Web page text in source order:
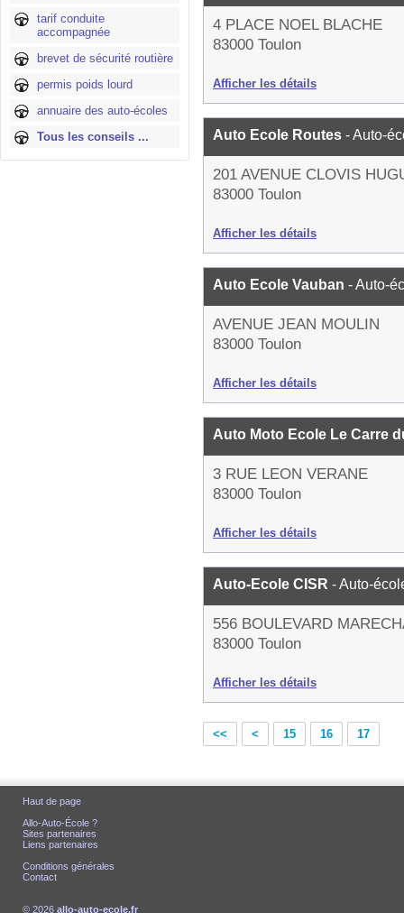
tarif conduite
accompagnée
brevet de sécurité routière
permis poids lourd
annuaire des auto-écoles
Tous les conseils ...
4 PLACE NOEL BLACHE
83000 Toulon
Afficher les détails
Auto Ecole Routes - Auto-
201 AVENUE CLOVIS
83000 Toulon
Afficher les détails
Auto Ecole Vauban - Auto-
AVENUE JEAN MOULIN
83000 Toulon
Afficher les détails
Auto Moto Ecole Le Carre
3 RUE LEON VERANE
83000 Toulon
Afficher les détails
Auto-Ecole CISR - Auto-
556 BOULEVARD
83000 Toulon
Afficher les détails
<< < 15 16 17
Haut de page
Allo-Auto-École ?
Sites partenaires
Liens partenaires
Conditions générales
Contact
© 2026 allo-auto-ecole.fr